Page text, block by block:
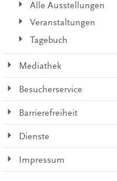
Alle Ausstellungen
Veranstaltungen
Tagebuch
Mediathek
Besucherservice
Barrierefreiheit
Dienste
Impressum